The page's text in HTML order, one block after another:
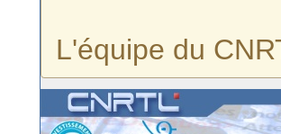
L'équipe du